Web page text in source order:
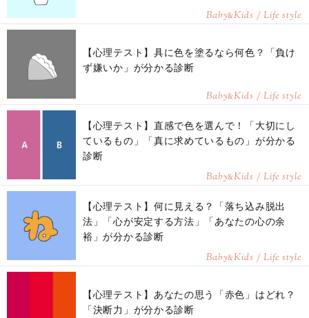
Baby&Kids / Life style
【心理テスト】具に色を塗るなら何色？「負け
ず嫌いか」が分かる診断
Baby&Kids / Life style
【心理テスト】直感で色を選んで！「大切にし
ているもの」「真に求めているもの」が分かる
診断
Baby&Kids / Life style
【心理テスト】何に見える？「落ち込み脱出
法」「心が安定する方法」「あなたの心の余
裕」が分かる診断
Baby&Kids / Life style
【心理テスト】あなたの思う「赤色」はどれ？
「決断力」が分かる診断